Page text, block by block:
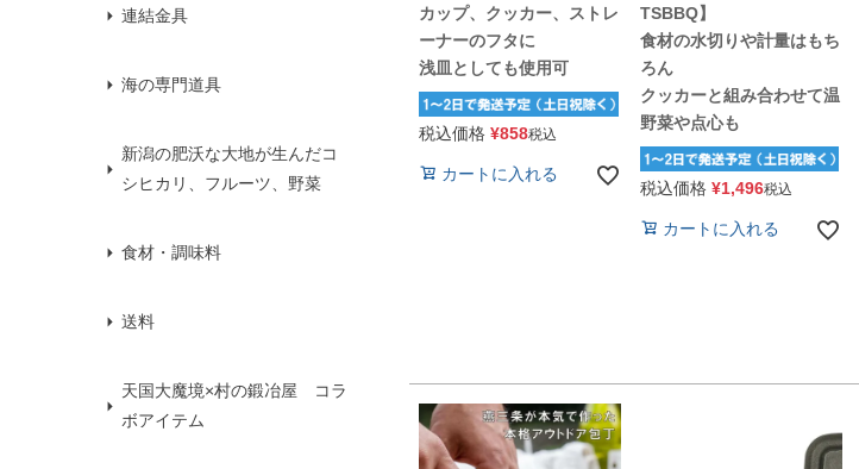
連結金具
海の専門道具
新潟の肥沃な大地が生んだコ
シヒカリ、フルーツ、野菜
食材・調味料
送料
天国大魔境×村の鍛冶屋 コラ
ボアイテム
カップ、クッカー、ストレ
ーナーのフタに
浅皿としても使用可
税込価格 ¥858税込
カートに入れる
TSBBQ】
食材の水切りや計量はもち
ろん
クッカーと組み合わせて温
野菜や点心も
税込価格 ¥1,496税込
カートに入れる